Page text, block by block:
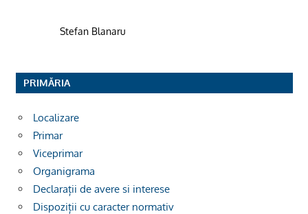
Stefan Blanaru
PRIMĂRIA
Localizare
Primar
Viceprimar
Organigrama
Declarații de avere si interese
Dispoziții cu caracter normativ